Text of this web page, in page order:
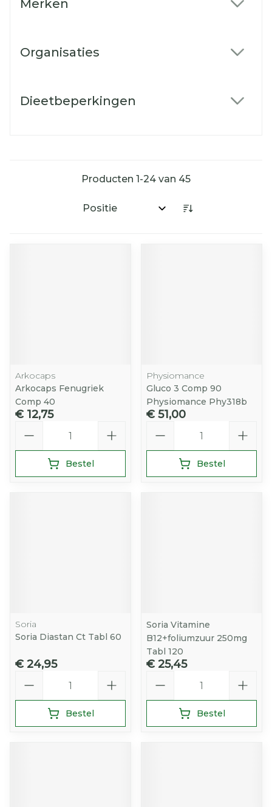
Merken
Organisaties
Dieetbeperkingen
Producten 1-24 van 45
Sorteer op:
Arkocaps
Arkocaps Fenugriek
Comp 40
€ 12,75
Bestel
Physiomance
Gluco 3 Comp 90
Physiomance Phy318b
€ 51,00
Bestel
Soria
Soria Diastan Ct Tabl 60
€ 24,95
Bestel
Soria Vitamine
B12+foliumzuur 250mg
Tabl 120
€ 25,45
Bestel